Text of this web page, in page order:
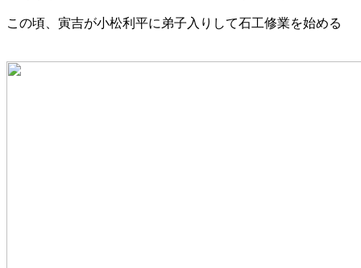
この頃、寅吉が小松利平に弟子入りして石工修業を始める